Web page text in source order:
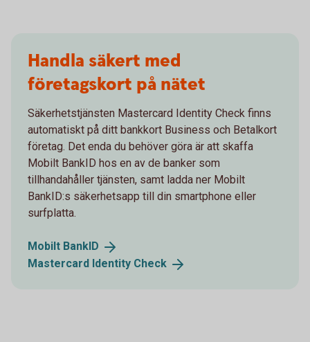
Handla säkert med
företagskort på nätet
Säkerhetstjänsten Mastercard Identity Check finns
automatiskt på ditt bankkort Business och Betalkort
företag. Det enda du behöver göra är att skaffa
Mobilt BankID hos en av de banker som
tillhandahåller tjänsten, samt ladda ner Mobilt
BankID:s säkerhetsapp till din smartphone eller
surfplatta.
Mobilt BankID
Mastercard Identity Check